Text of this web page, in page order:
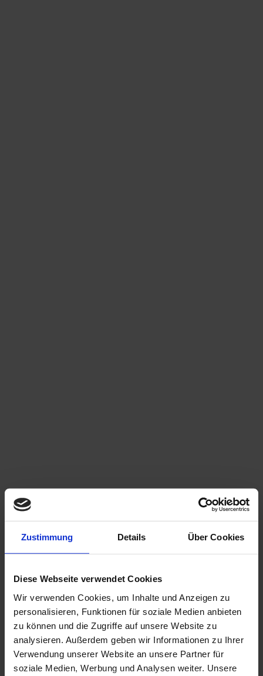
Zustimmung Details Über Cookies
Diese Webseite verwendet Cookies
Wir verwenden Cookies, um Inhalte und Anzeigen zu
personalisieren, Funktionen für soziale Medien anbieten
zu können und die Zugriffe auf unsere Website zu
analysieren. Außerdem geben wir Informationen zu Ihrer
Verwendung unserer Website an unsere Partner für
soziale Medien, Werbung und Analysen weiter. Unsere